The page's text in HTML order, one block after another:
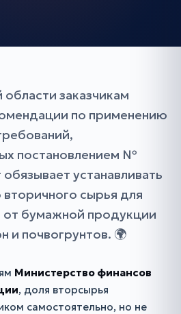
заказчикам
по применению
постановлением №
устанавливать
вторичного сырья для
бумажной продукции
и почвогрунтов. 🌍
Министерство финансов
, доля вторсырья
самостоятельно, но не